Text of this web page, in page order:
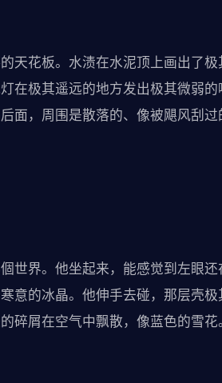
天花板。水渍在水泥顶上画出了
在极其遥远的地方发出极其微弱
面，周围是散落的、像被飓风刮
世界。他坐起来，能感觉到左眼
意的冰晶。他伸手去碰，那层壳
碎屑在空气中飘散，像蓝色的雪花